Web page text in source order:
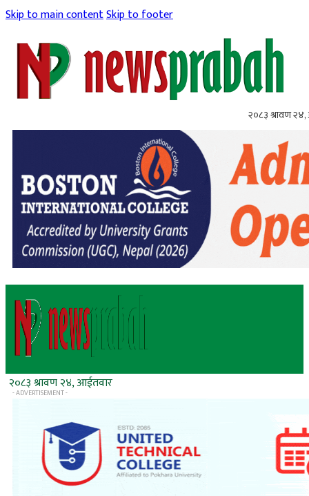
Skip to main contentSkip to footer
२०८३ श्रावण
२०८३ श्रावण २४, आईतवार
- ADVERTISEMENT -